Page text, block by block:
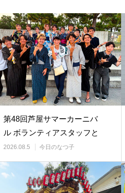
第48回芦屋サマーカーニバ
ル ボランティアスタッフと
して参加しました…
2026.08.5 今日のなつ子